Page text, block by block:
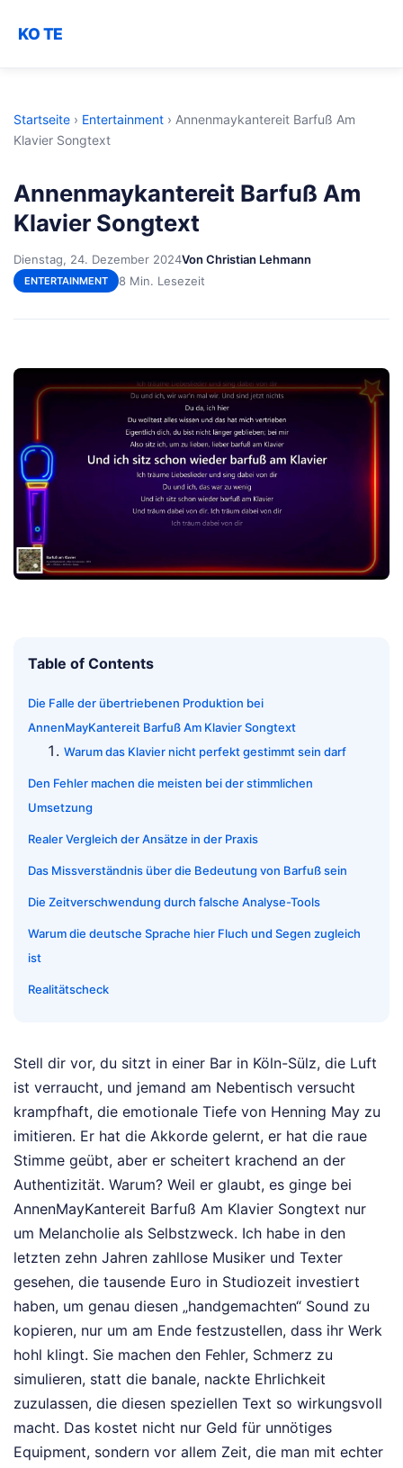
KO TE
Startseite › Entertainment › Annenmaykantereit Barfuß Am
Klavier Songtext
Annenmaykantereit Barfuß Am
Klavier Songtext
Dienstag, 24. Dezember 2024Von Christian Lehmann
ENTERTAINMENT 8 Min. Lesezeit
Table of Contents
Die Falle der übertriebenen Produktion bei
AnnenMayKantereit Barfuß Am Klavier Songtext
Warum das Klavier nicht perfekt gestimmt sein darf
Den Fehler machen die meisten bei der stimmlichen
Umsetzung
Realer Vergleich der Ansätze in der Praxis
Das Missverständnis über die Bedeutung von Barfuß sein
Die Zeitverschwendung durch falsche Analyse-Tools
Warum die deutsche Sprache hier Fluch und Segen zugleich
ist
Realitätscheck
Stell dir vor, du sitzt in einer Bar in Köln-Sülz, die Luft
ist verraucht, und jemand am Nebentisch versucht
krampfhaft, die emotionale Tiefe von Henning May zu
imitieren. Er hat die Akkorde gelernt, er hat die raue
Stimme geübt, aber er scheitert krachend an der
Authentizität. Warum? Weil er glaubt, es ginge bei
AnnenMayKantereit Barfuß Am Klavier Songtext nur
um Melancholie als Selbstzweck. Ich habe in den
letzten zehn Jahren zahllose Musiker und Texter
gesehen, die tausende Euro in Studiozeit investiert
haben, um genau diesen „handgemachten“ Sound zu
kopieren, nur um am Ende festzustellen, dass ihr Werk
hohl klingt. Sie machen den Fehler, Schmerz zu
simulieren, statt die banale, nackte Ehrlichkeit
zuzulassen, die diesen speziellen Text so wirkungsvoll
macht. Das kostet nicht nur Geld für unnötiges
Equipment, sondern vor allem Zeit, die man mit echter